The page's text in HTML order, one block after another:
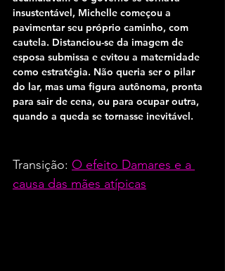
insustentável, Michelle começou a
pavimentar seu próprio caminho, com
cautela. Distanciou-se da imagem de
esposa submissa e evitou a maternidade
como estratégia. Não queria ser o pilar
do lar, mas uma figura autônoma, pronta
para sair de cena, ou para ocupar outra,
quando a queda se tornasse inevitável.
Transição: O efeito Damares e a
causa das mães atípicas